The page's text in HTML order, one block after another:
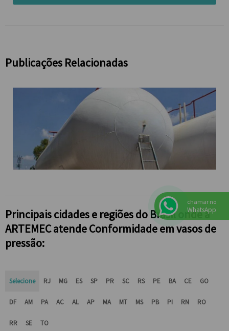
Publicações Relacionadas
Principais cidades e regiões do Brasil onde a
ARTEMEC atende Conformidade em vasos de
pressão:
Selecione RJ MG ES SP PR SC RS PE BA CE GO
DF AM PA AC AL AP MA MT MS PB PI RN RO
RR SE TO
chamar no
WhatsApp